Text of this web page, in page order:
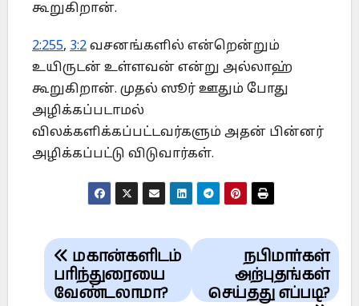
கூறுகிறான்.
2:255, 3:2 வசனங்களில் என்றென்றும்
உயிருடன் உள்ளவன் என்று அல்லாஹ்
கூறுகிறான். முதல் ஸூர் ஊதும் போது
அழிக்கப்படாமல்
விலக்களிக்கப்பட்டவர்களும் அதன் பின்னர்
அழிக்கப்பட்டு விடுவார்கள்.
Post
navigation
நபிமார்கள்
அற்புதங்கள்
செய்தது எப்படி?
மகான்களிடம்
பரிந்துரையை
வேண்டலாமா?